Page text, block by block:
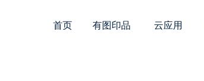
首页 有图印品 云应用